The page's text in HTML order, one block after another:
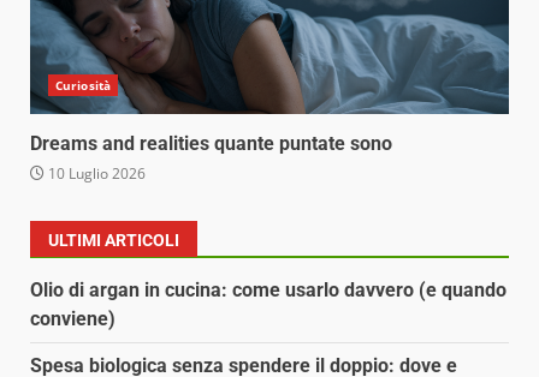
Curiosità
Dreams and realities quante puntate sono
10 Luglio 2026
ULTIMI ARTICOLI
Olio di argan in cucina: come usarlo davvero (e quando
conviene)
Spesa biologica senza spendere il doppio: dove e